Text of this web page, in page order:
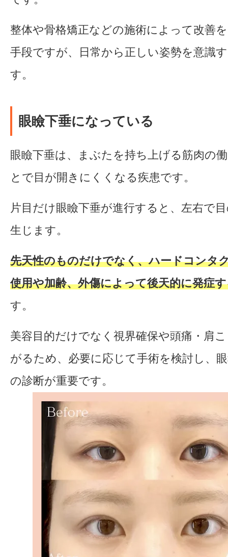
整体や骨格矯正などの施術によって改善
手段ですが、日常から正しい姿勢を意識
す。
眼瞼下垂になっている
眼瞼下垂は、まぶたを持ち上げる筋肉の
とで目が開きにくくなる疾患です。
片目だけ眼瞼下垂が進行すると、左右で
生じます。
先天性のものだけでなく、ハードコンタ
使用や加齢、外傷によって後天的に発症
す。
美容目的だけでなく視界確保や頭痛・肩
がるため、必要に応じて手術を検討し、
の診断が重要です。